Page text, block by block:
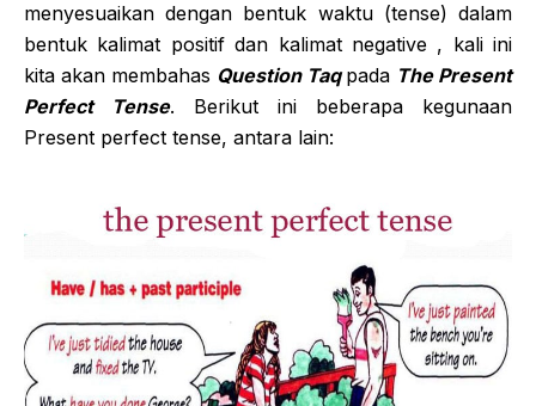
menyesuaikan dengan bentuk waktu (tense) dalam
bentuk kalimat positif dan kalimat negative , kali ini
kita akan membahas Question Taqpada The Present
Perfect Tense. Berikut ini beberapa kegunaan
Present perfect tense, antara lain: